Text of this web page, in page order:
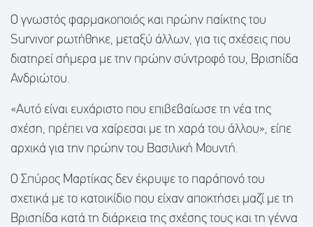
Ο γνωστός φαρμακοποιός και πρώην παίκτης του
Survivor ρωτήθηκε, μεταξύ άλλων, για τις σχέσεις που
διατηρεί σήμερα με την πρώην σύντροφό του, Βρισηίδα
Ανδριώτου.
«Αυτό είναι ευχάριστο που επιβεβαίωσε τη νέα της
σχέση, πρέπει να χαίρεσαι με τη χαρά του άλλου», είπε
αρχικά για την πρώην του Βασιλική Μουντή.
Ο Σπύρος Μαρτίκας δεν έκρυψε το παράπονό του
σχετικά με το κατοικίδιο που είχαν αποκτήσει μαζί με τη
Βρισηίδα κατά τη διάρκεια της σχέσης τους και τη γέννα